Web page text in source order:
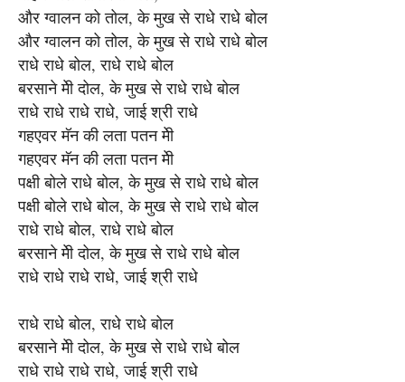
और ग्वालन को तोल, के मुख से राधे राधे बोल
और ग्वालन को तोल, के मुख से राधे राधे बोल
राधे राधे बोल, राधे राधे बोल
बरसाने मेी दोल, के मुख से राधे राधे बोल
राधे राधे राधे राधे, जाई श्री राधे
गहएवर मॅन की लता पतन मेी
गहएवर मॅन की लता पतन मेी
पक्षी बोले राधे बोल, के मुख से राधे राधे बोल
पक्षी बोले राधे बोल, के मुख से राधे राधे बोल
राधे राधे बोल, राधे राधे बोल
बरसाने मेी दोल, के मुख से राधे राधे बोल
राधे राधे राधे राधे, जाई श्री राधे
राधे राधे बोल, राधे राधे बोल
बरसाने मेी दोल, के मुख से राधे राधे बोल
राधे राधे राधे राधे, जाई श्री राधे